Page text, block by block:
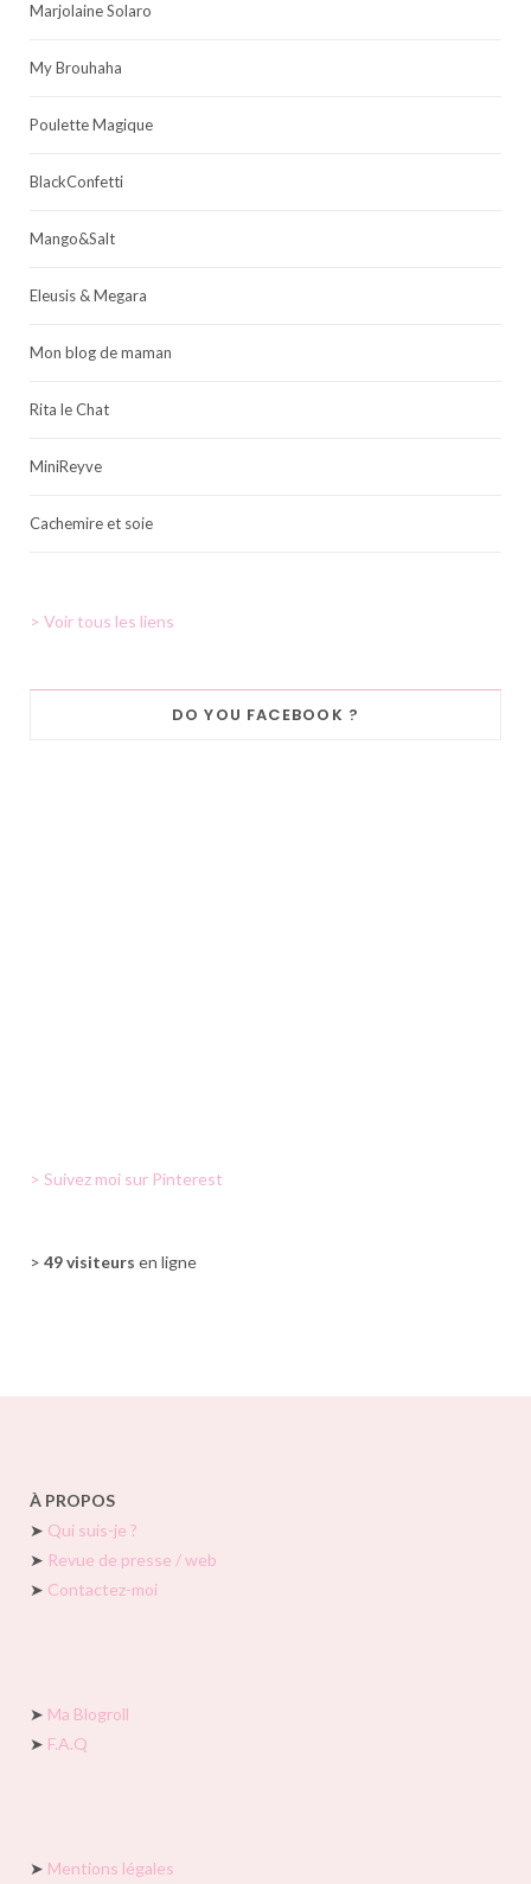
Marjolaine Solaro
My Brouhaha
Poulette Magique
BlackConfetti
Mango&Salt
Eleusis & Megara
Mon blog de maman
Rita le Chat
MiniReyve
Cachemire et soie
> Voir tous les liens
DO YOU FACEBOOK ?
> Suivez moi sur Pinterest
> 49 visiteurs en ligne
À PROPOS
➤ Qui suis-je ?
➤ Revue de presse / web
➤ Contactez-moi
➤ Ma Blogroll
➤ F.A.Q
➤ Mentions légales